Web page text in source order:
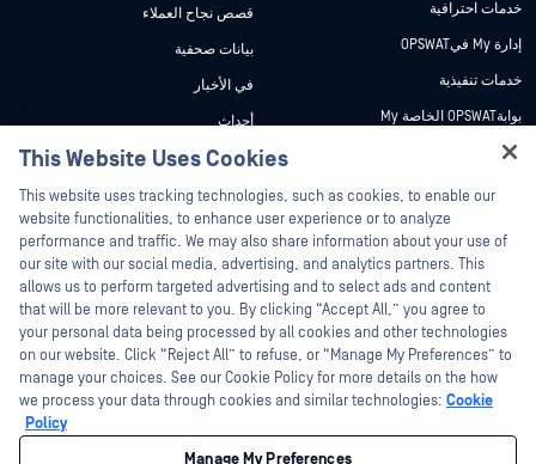
خدمات احترافية
إدارة My فيOPSWAT
خدمات تنفيذية
بوابةOPSWAT الخاصة My
وثائق تقنية
دورات تدريبية
برنامج الثغرات الأمنية
الشركاء
شهادات
شركاء التكنولوجيا
برنامج شركاء القنوات
قصص نجاح العملاء
بيانات صحفية
في الأخبار
أحداث
ندوات عبر الإنترنت
أوراق البيانات
مستندات تقنية
أدوات مجانية
©2026 OPSWAT . جميع الحقوق محفوظة. OPSWAT و MetaDefender و Metascan و
MetaAccess OPSWAT و Trust no File. Trust No Device. و OPSWAT و Protecting the
This Website Uses Cookies
This website uses tracking technologies, such as cookies, to enable our
website functionalities, to enhance user experience or to analyze
performance and traffic. We may also share information about your use of
our site with our social media, advertising, and analytics partners. This
allows us to perform targeted advertising and to select ads and content
that will be more relevant to you. By clicking “Accept All,” you agree to
your personal data being processed by all cookies and other technologies
on our website. Click “Reject All” to refuse, or “Manage My Preferences” to
manage your choices. See our Cookie Policy for more details on the how
we process your data through cookies and similar technologies: Cookie
Policy
Manage My Preferences
Hey there!
I'm Ozzy, your OPSWAT virtual assistant.
How can I help you secure what's critical
today?